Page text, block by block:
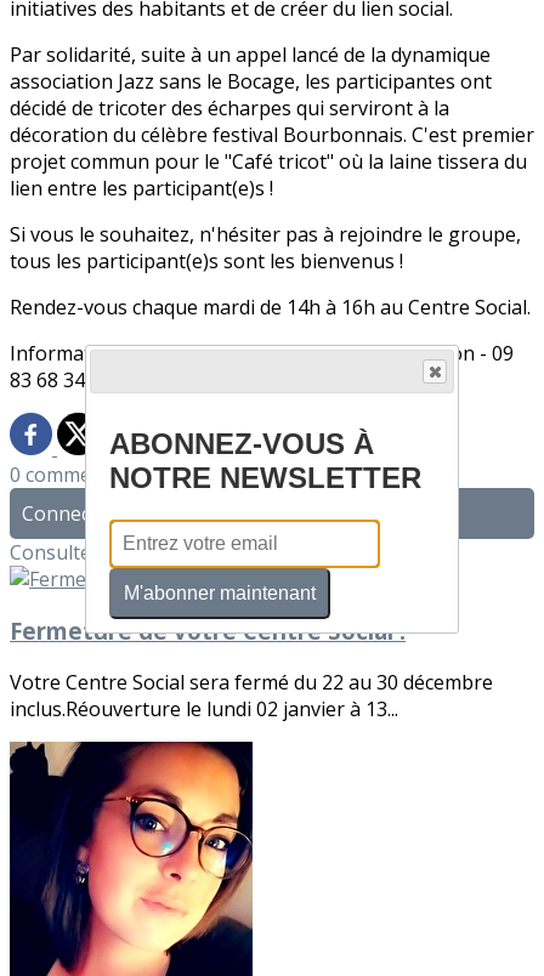
initiatives des habitants et de créer du lien social.
Par solidarité, suite à un appel lancé de la dynamique
association Jazz sans le Bocage, les participantes ont
décidé de tricoter des écharpes qui serviront à la
décoration du célèbre festival Bourbonnais. C'est premier
projet commun pour le "Café tricot" où la laine tissera du
lien entre les participant(e)s !
Si vous le souhaitez, n'hésiter pas à rejoindre le groupe,
tous les participant(e)s sont les bienvenus !
Rendez-vous chaque mardi de 14h à 16h au Centre Social.
Informations et renseignements auprès de Marion - 09
83 68 34 77
0 commentaire(s)
Connectez-vous pour laisser un commentaire
Consultez également
Fermeture de votre Centre Social !
Votre Centre Social sera fermé du 22 au 30 décembre
inclus.Réouverture le lundi 02 janvier à 13...
ABONNEZ-VOUS À
NOTRE NEWSLETTER
M'abonner maintenant